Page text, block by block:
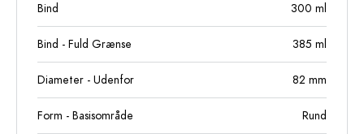
Bind 300 ml
Bind - Fuld Grænse 385 ml
Diameter - Udenfor 82 mm
Form - Basisområde Rund